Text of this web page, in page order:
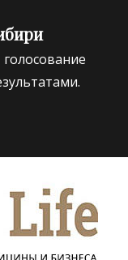
Life»